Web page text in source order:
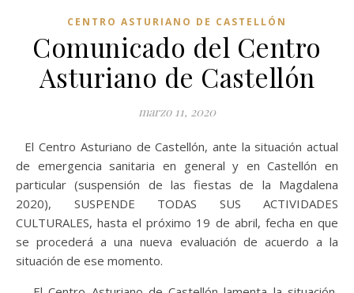
CENTRO ASTURIANO DE CASTELLÓN
Comunicado del Centro
Asturiano de Castellón
marzo 11, 2020
El Centro Asturiano de Castellón, ante la situación actual
de emergencia sanitaria en general y en Castellón en
particular (suspensión de las fiestas de la Magdalena
2020), SUSPENDE TODAS SUS ACTIVIDADES
CULTURALES, hasta el próximo 19 de abril, fecha en que
se procederá a una nueva evaluación de acuerdo a la
situación de ese momento.